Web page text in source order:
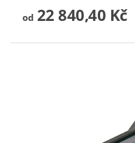
od22 840,40 Kč